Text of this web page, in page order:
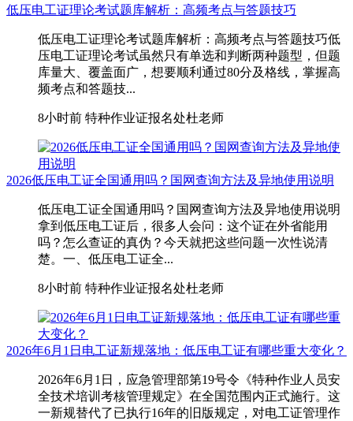
低压电工证理论考试题库解析：高频考点与答题技巧
低压电工证理论考试题库解析：高频考点与答题技巧低
压电工证理论考试虽然只有单选和判断两种题型，但题
库量大、覆盖面广，想要顺利通过80分及格线，掌握高
频考点和答题技...
8小时前 特种作业证报名处杜老师
2026低压电工证全国通用吗？国网查询方法及异地使用说明
低压电工证全国通用吗？国网查询方法及异地使用说明
拿到低压电工证后，很多人会问：这个证在外省能用
吗？怎么查证的真伪？今天就把这些问题一次性说清
楚。一、低压电工证全...
8小时前 特种作业证报名处杜老师
2026年6月1日电工证新规落地：低压电工证有哪些重大变化？
2026年6月1日，应急管理部第19号令《特种作业人员安
全技术培训考核管理规定》在全国范围内正式施行。这
一新规替代了已执行16年的旧版规定，对电工证管理作